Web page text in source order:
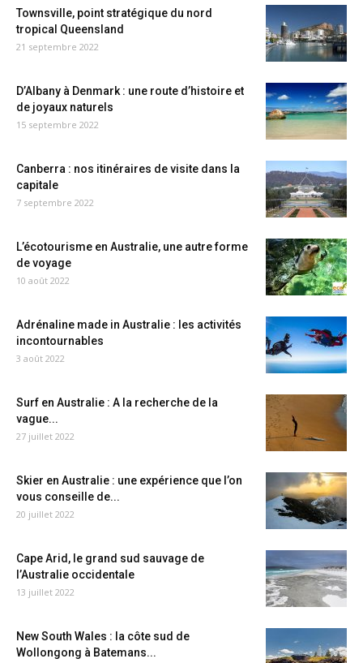
Townsville, point stratégique du nord
tropical Queensland
21 septembre 2022
D’Albany à Denmark : une route d’histoire et
de joyaux naturels
15 septembre 2022
Canberra : nos itinéraires de visite dans la
capitale
7 septembre 2022
L’écotourisme en Australie, une autre forme
de voyage
10 août 2022
Adrénaline made in Australie : les activités
incontournables
3 août 2022
Surf en Australie : A la recherche de la
vague...
27 juillet 2022
Skier en Australie : une expérience que l’on
vous conseille de...
20 juillet 2022
Cape Arid, le grand sud sauvage de
l’Australie occidentale
13 juillet 2022
New South Wales : la côte sud de
Wollongong à Batemans...